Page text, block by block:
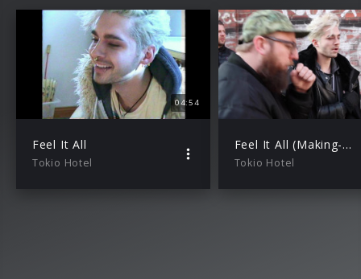
04:54
Feel It All
Tokio Hotel
Feel It All (Making-of)
Tokio Hotel